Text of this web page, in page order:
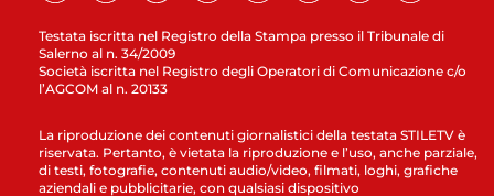
Testata iscritta nel Registro della Stampa presso il Tribunale di
Salerno al n. 34/2009
Società iscritta nel Registro degli Operatori di Comunicazione c/o
l’AGCOM al n. 20133
La riproduzione dei contenuti giornalistici della testata STILETV è
riservata. Pertanto, è vietata la riproduzione e l’uso, anche parziale,
di testi, fotografie, contenuti audio/video, filmati, loghi, grafiche
aziendali e pubblicitarie, con qualsiasi dispositivo